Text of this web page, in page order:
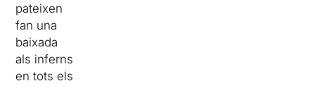
pateixen
fan una
baixada
als inferns
en tots els